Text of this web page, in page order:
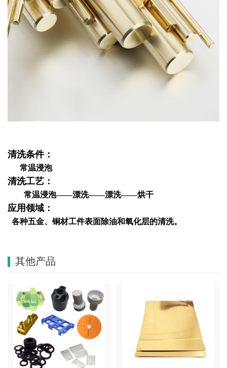
清洗条件：
常温浸泡
清洗工艺：
常温浸泡——漂洗——漂洗——烘干
应用领域：
各种五金、铜材工件表面除油和氧化层的清洗。
其他产品